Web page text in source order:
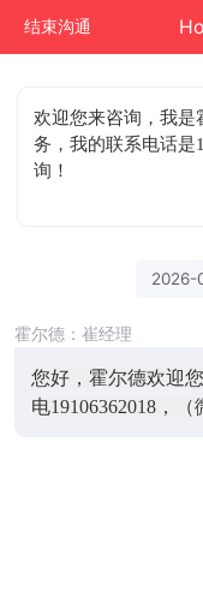
结束沟通
欢迎您来咨询 ，我
务，我的联系电话是
询！
2026-
霍尔德：崔经理
您好，霍尔德欢迎
电19106362018，